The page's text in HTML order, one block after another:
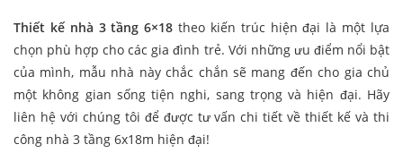
Thiết kế nhà 3 tầng 6×18theo kiến trúc hiện đại là một lựa
chọn phù hợp cho các gia đình trẻ. Với những ưu điểm nổi bật
của mình, mẫu nhà này chắc chắn sẽ mang đến cho gia chủ
một không gian sống tiện nghi, sang trọng và hiện đại. Hãy
liên hệ với chúng tôi để được tư vấn chi tiết về thiết kế và thi
công nhà 3 tầng 6x18m hiện đại!